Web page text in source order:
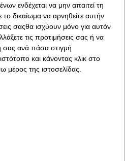
ενδέχεται να μην απαιτεί τη
δικαίωμα να αρνηθείτε αυτήν
σαςθα ισχύουν μόνο για αυτόν
τις προτιμήσεις σας ή να
σας ανά πάσα στιγμή
και κάνοντας κλικ στο
της ιστοσελίδας.